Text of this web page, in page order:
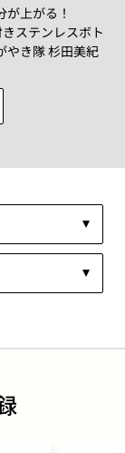
が上がる！
きステンレスボト
やき隊 杉田美紀